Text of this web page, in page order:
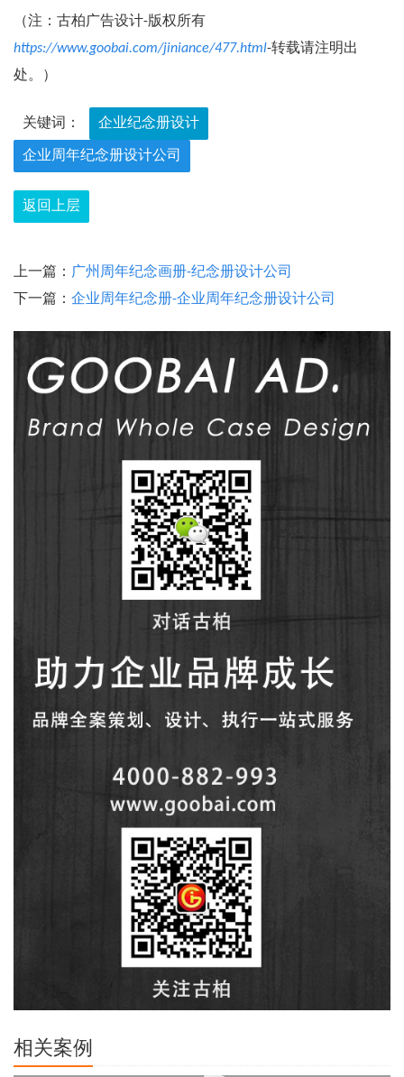
（注：古柏广告设计-版权所有
https://www.goobai.com/jiniance/477.html-转载请注明出
处。）
关键词： 企业纪念册设计
企业周年纪念册设计公司
返回上层
上一篇： 广州周年纪念画册-纪念册设计公司
下一篇： 企业周年纪念册-企业周年纪念册设计公司
相关案例